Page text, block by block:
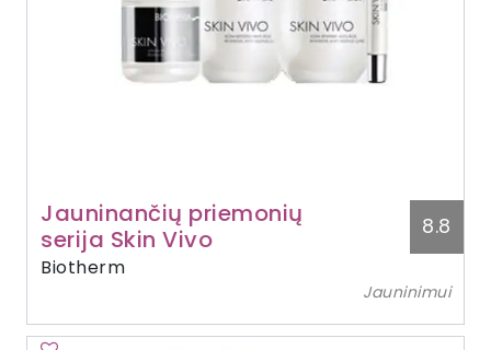
Jauninančių priemonių
serija Skin Vivo
Biotherm
8.8
Jauninimui